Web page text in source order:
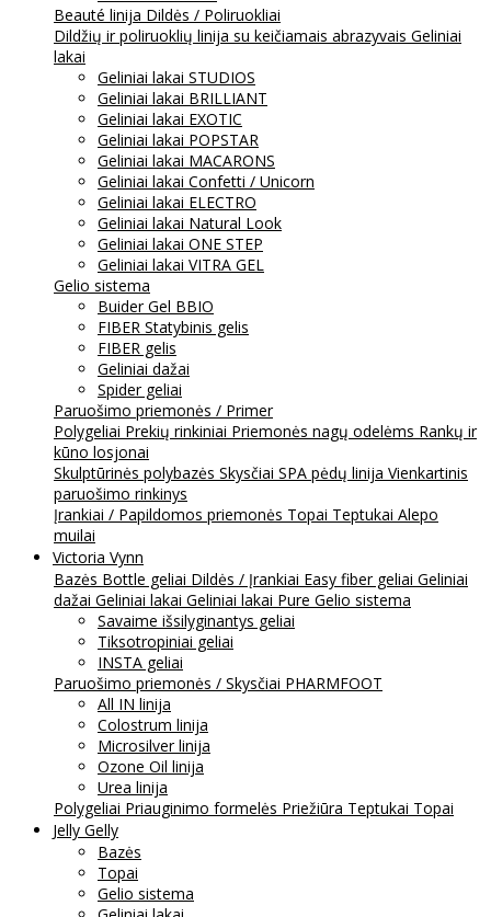
Beauté linija Dildės / Poliruokliai
Dildžių ir poliruoklių linija su keičiamais abrazyvais Geliniai
lakai
Geliniai lakai STUDIOS
Geliniai lakai BRILLIANT
Geliniai lakai EXOTIC
Geliniai lakai POPSTAR
Geliniai lakai MACARONS
Geliniai lakai Confetti / Unicorn
Geliniai lakai ELECTRO
Geliniai lakai Natural Look
Geliniai lakai ONE STEP
Geliniai lakai VITRA GEL
Gelio sistema
Buider Gel BBIO
FIBER Statybinis gelis
FIBER gelis
Geliniai dažai
Spider geliai
Paruošimo priemonės / Primer
Polygeliai Prekių rinkiniai Priemonės nagų odelėms Rankų ir
kūno losjonai
Skulptūrinės polybazės Skysčiai SPA pėdų linija Vienkartinis
paruošimo rinkinys
Įrankiai / Papildomos priemonės Topai Teptukai Alepo
muilai
Victoria Vynn
Bazės Bottle geliai Dildės / Įrankiai Easy fiber geliai Geliniai
dažai Geliniai lakai Geliniai lakai Pure Gelio sistema
Savaime išsilyginantys geliai
Tiksotropiniai geliai
INSTA geliai
Paruošimo priemonės / Skysčiai PHARMFOOT
All IN linija
Colostrum linija
Microsilver linija
Ozone Oil linija
Urea linija
Polygeliai Priauginimo formelės Priežiūra Teptukai Topai
Jelly Gelly
Bazės
Topai
Gelio sistema